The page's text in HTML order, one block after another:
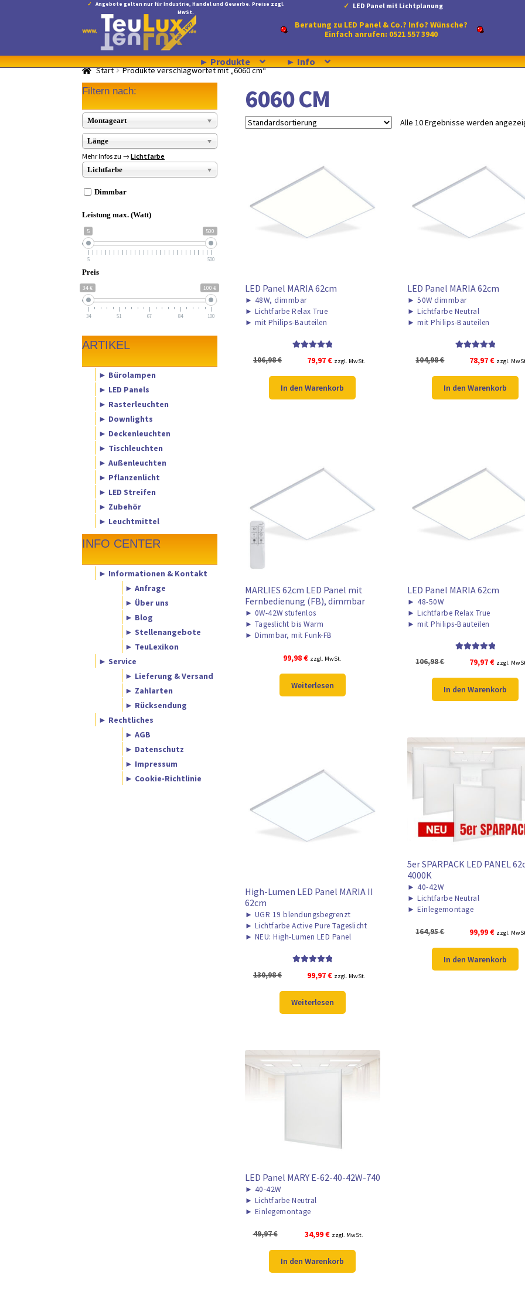
Angebote gelten nur für Industrie, Handel und Gewerbe. Preise zzgl.
MwSt.
LED Panel mit Lichtplanung
Navigation
springen
Inhalt
springen
Beratung zu LED Panel & Co.? Info? Wünsche?
Einfach anrufen: 0521 557 3940
► Produkte ► Info
Start Produkte verschlagwortet mit „6060 cm“
6060 CM
Alle 10 Ergebnisse werden
LED Panel MARIA 62cm
► 48W, dimmbar
► Lichtfarbe Relax True
► mit Philips-Bauteilen
von 5
106,98€
Ursprünglicher
war:
106,98 €
79,97€Aktueller
ist:
79,97 €.
zzgl. MwSt.
In den Warenkorb
LED Panel MARIA 62cm
► 50W dimmbar
► Lichtfarbe Neutral
► mit Philips-Bauteilen
von 5
104,98€
Ursprünglicher
war:
104,98 €
78,97€
ist:
78,97 €.
zzgl.
In den Warenkorb
MARLIES 62cm LED Panel mit
Fernbedienung (FB), dimmbar
► 0W-42W stufenlos
► Tageslicht bis Warm
► Dimmbar, mit Funk-FB
99,98€ zzgl. MwSt.
Weiterlesen
LED Panel MARIA 62cm
► 48-50W
► Lichtfarbe Relax True
► mit Philips-Bauteilen
von 5
106,98€
Ursprünglicher
war:
106,98 €
79,97€
ist:
79,97 €.
zzgl.
In den Warenkorb
High-Lumen LED Panel MARIA II
62cm
► UGR 19 blendungsbegrenzt
► Lichtfarbe Active Pure Tageslicht
► NEU: High-Lumen LED Panel
5.00von 5
130,98€
Ursprünglicher
war:
130,98 €
99,97€Aktueller
ist:
99,97 €.
zzgl. MwSt.
Weiterlesen
5er SPARPACK LED PANEL
4000K
► 40-42W
► Lichtfarbe Neutral
► Einlegemontage
164,95€
Ursprünglicher
war:
164,95 €
99,99€
ist:
99,99 €.
zzgl.
In den Warenkorb
LED Panel MARY E-62-40-42W-740
► 40-42W
► Lichtfarbe Neutral
► Einlegemontage
49,97€
Ursprünglicher
war:
49,97 €
34,99€Aktueller
ist:
34,99 €.
zzgl. MwSt.
In den Warenkorb
Filtern nach:
Montageart
Länge
Mehr Infos zu →Lichtfarbe
Lichtfarbe
Dimmbar
Leistung max. (Watt)
5 500
5 500
Preis
34 € 100 €
34 51 67 84 100
ARTIKEL
► Bürolampen
► LED Panels
► Rasterleuchten
► Downlights
► Deckenleuchten
► Tischleuchten
► Außenleuchten
► Pflanzenlicht
► LED Streifen
► Zubehör
► Leuchtmittel
INFO CENTER
► Informationen & Kontakt
► Anfrage
► Über uns
► Blog
► Stellenangebote
► TeuLexikon
► Service
► Lieferung & Versand
► Zahlarten
► Rücksendung
► Rechtliches
► AGB
► Datenschutz
► Impressum
► Cookie-Richtlinie